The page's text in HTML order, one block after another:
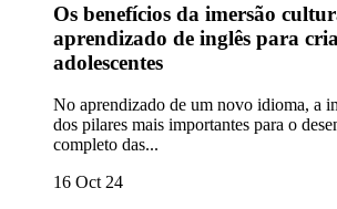
Os benefícios da imersão
aprendizado de inglês para
adolescentes
No aprendizado de um novo idioma, a
dos pilares mais importantes para o
completo das...
16 Oct 24